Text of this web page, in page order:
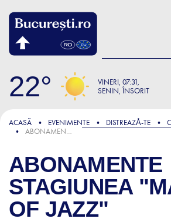
22 VINERI 07:31
SENIN, ÎNSORIT
ACASĂ EVENIMENTE DISTREAZǍ-TE
ABONAMENTE STAGIUNEA "MASTERS OF JAZZ"
ABONAMENTE
STAGIUNEA
OF JAZZ"